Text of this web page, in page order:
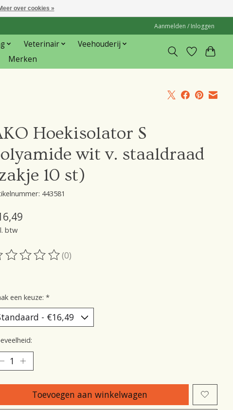
Aanmelden / Inloggen
Veterinair
Veehouderij
Merken
Hoekisolator S
wit v. staaldraad
10 st)
443581
btw
beoordeling van dit product is
(0)
een keuze: *
Toevoegen aan winkelwagen
over cookies »